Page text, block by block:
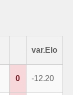
var.Elo
0 -12.20